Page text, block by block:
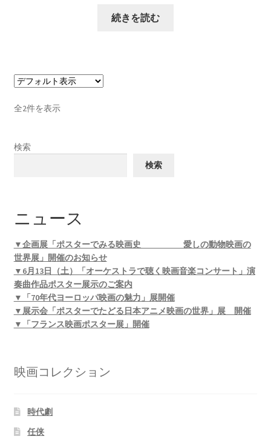
続きを読む
全2件を表示
検索
検索
ニュース
▼企画展「ポスターでみる映画史 愛しの動物映画の
世界展」開催のお知らせ
▼6月13日（土）「オーケストラで聴く映画音楽コンサート」演
奏曲作品ポスター展示のご案内
▼「70年代ヨーロッパ映画の魅力」展開催
▼展示会「ポスターでたどる日本アニメ映画の世界」展 開催
▼「フランス映画ポスター展」開催
映画コレクション
時代劇
任侠